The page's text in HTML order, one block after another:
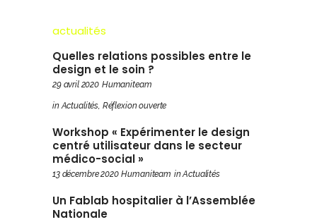
actualités
Quelles relations possibles entre le
design et le soin ?
29 avril 2020 Humaniteam
in Actualités Réflexion ouverte
Workshop « Expérimenter le design
centré utilisateur dans le secteur
médico-social »
13 décembre 2020 Humaniteam in Actualités
Un Fablab hospitalier à l’Assemblée
Nationale